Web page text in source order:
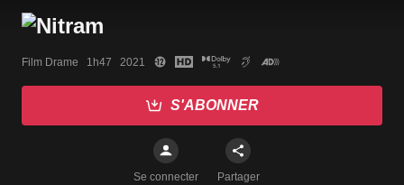
Film Drame   1h47   2021
S'ABONNER
Se connecter Partager